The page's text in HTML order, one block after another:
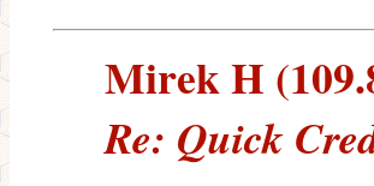
Mirek H
Re: Quick